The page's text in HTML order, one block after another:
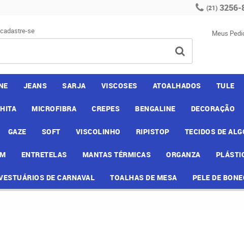
(21) 3256-
cadastre-se Meus
JEANS SARJA VISCOSES ATOALHADOS TULE
MICROFIBRA CREPES BENGALINE DECORAÇÃO
GAZE SOFT VISCOLINHO RIPISTOP TECIDOS DE
ENTRETELAS MANTAS TÉRMICAS ORGANZA
DE CARNAVAL TOALHAS DE MESA PELE DE